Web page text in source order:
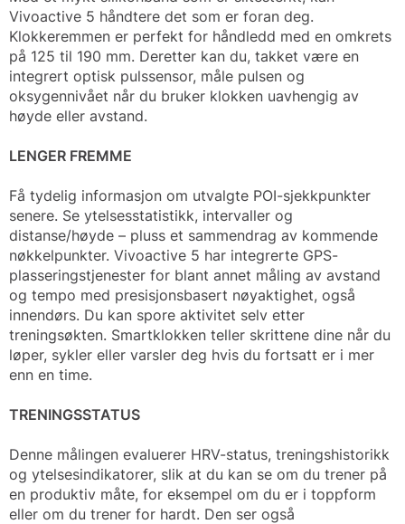
Vivoactive 5 håndtere det som er foran deg.
Klokkeremmen er perfekt for håndledd med en omkrets
på 125 til 190 mm. Deretter kan du, takket være en
integrert optisk pulssensor, måle pulsen og
oksygennivået når du bruker klokken uavhengig av
høyde eller avstand.
LENGER FREMME
Få tydelig informasjon om utvalgte POI-sjekkpunkter
senere. Se ytelsesstatistikk, intervaller og
distanse/høyde – pluss et sammendrag av kommende
nøkkelpunkter. Vivoactive 5 har integrerte GPS-
plasseringstjenester for blant annet måling av avstand
og tempo med presisjonsbasert nøyaktighet, også
innendørs. Du kan spore aktivitet selv etter
treningsøkten. Smartklokken teller skrittene dine når du
løper, sykler eller varsler deg hvis du fortsatt er i mer
enn en time.
TRENINGSSTATUS
Denne målingen evaluerer HRV-status, treningshistorikk
og ytelsesindikatorer, slik at du kan se om du trener på
en produktiv måte, for eksempel om du er i toppform
eller om du trener for hardt. Den ser også